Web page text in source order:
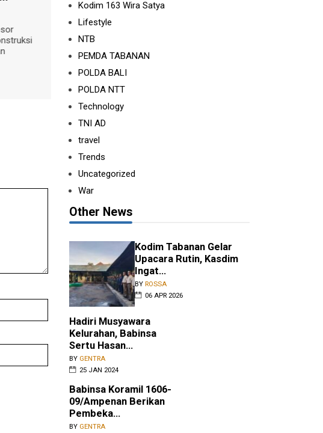
JUL 20 2026
GEROKGAK – Mempererat tali
silaturahmi sekaligus memastikan
kondusifitas wilayah binaan tetap
Kodim 163 Wira Satya
Lifestyle
NTB
PEMDA TABANAN
POLDA BALI
POLDA NTT
Technology
TNI AD
travel
Trends
Uncategorized
War
Other News
Kodim Tabanan Gelar
Upacara Rutin, Kasdim
Ingat...
BY ROSSA
06 APR 2026
Hadiri Musyawara
Kelurahan, Babinsa
Sertu Hasan...
BY GENTRA
25 JAN 2024
Babinsa Koramil 1606-
09/Ampenan Berikan
Pembeka...
BY GENTRA